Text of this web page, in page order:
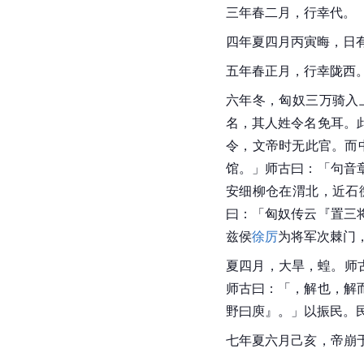
三年春二月，行幸代。
四年夏四月丙寅晦，日
五年春正月，行幸陇西
六年冬，匈奴三万骑
名，其人姓令名免耳。
令，文帝时无此官。而
馆。」师古曰：「句音
安细柳仓在渭北，近石
曰：「匈奴传云『置三
兹侯徐厉为将军次棘门
夏四月，大旱，蝗。师
师古曰：「，解也，解
野曰庾』。」以振民。
七年夏六月己亥，帝崩